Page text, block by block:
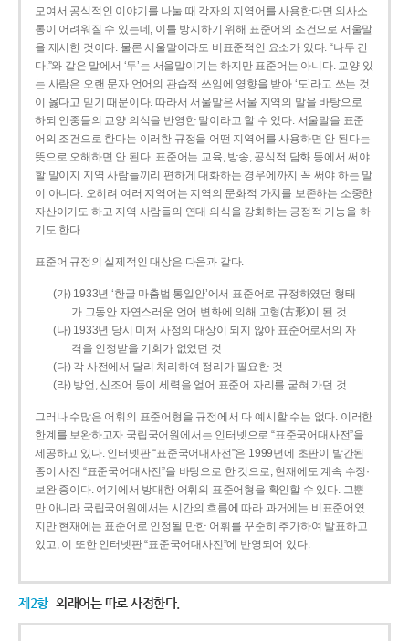
모여서 공식적인 이야기를 나눌 때 각자의 지역어를 사용한다면 의사소
통이 어려워질 수 있는데, 이를 방지하기 위해 표준어의 조건으로 서울말
을 제시한 것이다. 물론 서울말이라도 비표준적인 요소가 있다. “나두 간
다.”와 같은 말에서 ‘두’는 서울말이기는 하지만 표준어는 아니다. 교양 있
는 사람은 오랜 문자 언어의 관습적 쓰임에 영향을 받아 ‘도’라고 쓰는 것
이 옳다고 믿기 때문이다. 따라서 서울말은 서울 지역의 말을 바탕으로
하되 언중들의 교양 의식을 반영한 말이라고 할 수 있다. 서울말을 표준
어의 조건으로 한다는 이러한 규정을 어떤 지역어를 사용하면 안 된다는
뜻으로 오해하면 안 된다. 표준어는 교육, 방송, 공식적 담화 등에서 써야
할 말이지 지역 사람들끼리 편하게 대화하는 경우에까지 꼭 써야 하는 말
이 아니다. 오히려 여러 지역어는 지역의 문화적 가치를 보존하는 소중한
자산이기도 하고 지역 사람들의 연대 의식을 강화하는 긍정적 기능을 하
기도 한다.
표준어 규정의 실제적인 대상은 다음과 같다.
(가) 1933년 ‘한글 마춤법 통일안’에서 표준어로 규정하였던 형태
가 그동안 자연스러운 언어 변화에 의해 고형(古形)이 된 것
(나) 1933년 당시 미처 사정의 대상이 되지 않아 표준어로서의 자
격을 인정받을 기회가 없었던 것
(다) 각 사전에서 달리 처리하여 정리가 필요한 것
(라) 방언, 신조어 등이 세력을 얻어 표준어 자리를 굳혀 가던 것
그러나 수많은 어휘의 표준어형을 규정에서 다 예시할 수는 없다. 이러한
한계를 보완하고자 국립국어원에서는 인터넷으로 “표준국어대사전”을
제공하고 있다. 인터넷판 “표준국어대사전”은 1999년에 초판이 발간된
종이 사전 “표준국어대사전”을 바탕으로 한 것으로, 현재에도 계속 수정·
보완 중이다. 여기에서 방대한 어휘의 표준어형을 확인할 수 있다. 그뿐
만 아니라 국립국어원에서는 시간의 흐름에 따라 과거에는 비표준어였
지만 현재에는 표준어로 인정될 만한 어휘를 꾸준히 추가하여 발표하고
있고, 이 또한 인터넷판 “표준국어대사전”에 반영되어 있다.
제2항 외래어는 따로 사정한다.